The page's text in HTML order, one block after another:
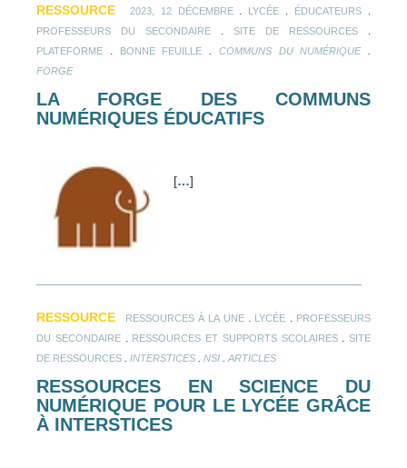
RESSOURCE 2023, 12 DÉCEMBRE. LYCÉE ÉDUCATEURS
PROFESSEURS DU SECONDAIRE SITE DE RESSOURCES
PLATEFORME BONNE FEUILLE COMMUNS DU NUMÉRIQUE.
FORGE
LA FORGE DES COMMUNS
NUMÉRIQUES ÉDUCATIFS
[…]
RESSOURCE RESSOURCES À LA UNE. LYCÉE
PROFESSEURS
DU SECONDAIRE. RESSOURCES ET SUPPORTS SCOLAIRES. SITE
DE RESSOURCES
INTERSTICES NSI ARTICLES
RESSOURCES EN SCIENCE DU
NUMÉRIQUE POUR LE LYCÉE GRÂCE
À INTERSTICES